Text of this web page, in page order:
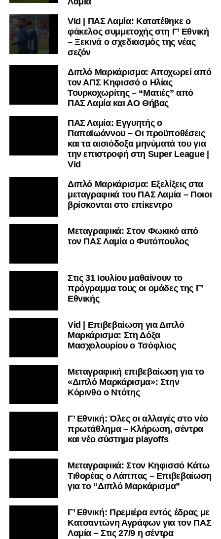
Vid | ΠΑΣ Λαμία: Κατατέθηκε ο
φάκελος συμμετοχής στη Γ’ Εθνική
– Ξεκινά ο σχεδιασμός της νέας
σεζόν
Διπλό Μαρκάρισμα: Αποχωρεί από
τον ΑΠΣ Κηφισσό ο Ηλίας
Τουρκοχωρίτης – “Ματιές” από
ΠΑΣ Λαμία και ΑΟ Θήβας
ΠΑΣ Λαμία: Εγγυητής ο
Παπαϊωάννου – Οι προϋποθέσεις
και τα αισιόδοξα μηνύματά του για
την επιστροφή στη Super League |
Vid
Διπλό Μαρκάρισμα: Εξελίξεις στα
μεταγραφικά του ΠΑΣ Λαμία – Ποιοι
βρίσκονται στο επίκεντρο
Μεταγραφικά: Στον Φωκικό από
τον ΠΑΣ Λαμία ο Φυτόπουλος
Στις 31 Ιουλίου μαθαίνουν το
πρόγραμμα τους οι ομάδες της Γ’
Εθνικής
Vid | Επιβεβαίωση για Διπλό
Μαρκάρισμα: Στη Δόξα
Μασχολουρίου ο Τσόφλιος
Μεταγραφική επιβεβαίωση για το
«Διπλό Μαρκάρισμα»: Στην
Κόρινθο ο Ντότης
Γ’ Εθνική: Όλες οι αλλαγές στο νέο
πρωτάθλημα – Κλήρωση, σέντρα
και νέο σύστημα playoffs
Μεταγραφικά: Στον Κηφισσό Κάτω
Τιθορέας ο Λάππας – Επιβεβαίωση
για το “Διπλό Μαρκάρισμα”
Γ’ Εθνική: Πρεμιέρα εντός έδρας με
Κατσαντώνη Αγράφων για τον ΠΑΣ
Λαμία – Στις 27/9 η σέντρα